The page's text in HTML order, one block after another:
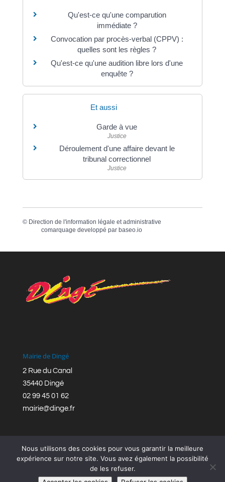
Qu'est-ce qu'une comparution
immédiate ?
Convocation par procès-verbal (CPPV) :
quelles sont les règles ?
Qu'est-ce qu'une audition libre lors d'une
enquête ?
Et aussi
Garde à vue
Justice
Déroulement d'une affaire devant le
tribunal correctionnel
Justice
© Direction de l'information légale et administrative
comarquage developpé par baseo.io
Mairie de Dingé
2 Rue du Canal
35440 Dingé
02 99 45 01 62
mairie@dinge.fr
Réalisation © Mairie de Dingé,Bretagne Romantique
Nous utilisons des cookies pour vous garantir la meilleure
expérience sur notre site. Vous avez également la possibilité
de les refuser.